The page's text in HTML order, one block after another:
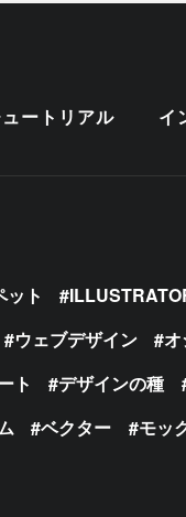
ートリアル イ
ト
ウェブデザイン
ト デザインの種
ベクター モッ